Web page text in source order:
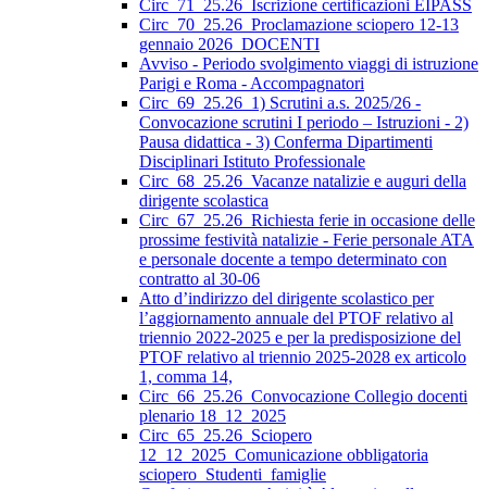
Circ_71_25.26_Iscrizione certificazioni EIPASS
Circ_70_25.26_Proclamazione sciopero 12-13
gennaio 2026_DOCENTI
Avviso - Periodo svolgimento viaggi di istruzione
Parigi e Roma - Accompagnatori
Circ_69_25.26_1) Scrutini a.s. 2025/26 -
Convocazione scrutini I periodo – Istruzioni - 2)
Pausa didattica - 3) Conferma Dipartimenti
Disciplinari Istituto Professionale
Circ_68_25.26_Vacanze natalizie e auguri della
dirigente scolastica
Circ_67_25.26_Richiesta ferie in occasione delle
prossime festività natalizie - Ferie personale ATA
e personale docente a tempo determinato con
contratto al 30-06
Atto d’indirizzo del dirigente scolastico per
l’aggiornamento annuale del PTOF relativo al
triennio 2022-2025 e per la predisposizione del
PTOF relativo al triennio 2025-2028 ex articolo
1, comma 14,
Circ_66_25.26_Convocazione Collegio docenti
plenario 18_12_2025
Circ_65_25.26_Sciopero
12_12_2025_Comunicazione obbligatoria
sciopero_Studenti_famiglie